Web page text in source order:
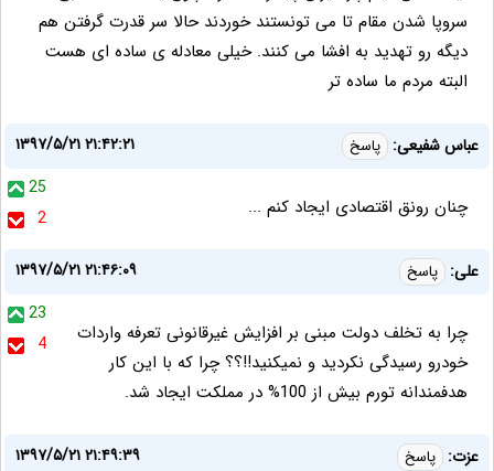
سروپا شدن مقام تا می تونستند خوردند حالا سر قدرت گرفتن هم
دیگه رو تهدید به افشا می کنند. خیلی معادله ی ساده ای هست
البته مردم ما ساده تر
عباس شفیعی: پاسخ
۱۳۹۷/۵/۲۱ ۲۱:۴۲:۲۱
25
2
چنان رونق اقتصادی ایجاد کنم ...
علی: پاسخ
۱۳۹۷/۵/۲۱ ۲۱:۴۶:۰۹
23
4
چرا به تخلف دولت مبنی بر افزایش غیرقانونی تعرفه واردات
خودرو رسیدگی نکردید و نمیکنید!!؟؟ چرا که با این کار
هدفمندانه تورم بیش از 100% در مملکت ایجاد شد.
عزت: پاسخ
۱۳۹۷/۵/۲۱ ۲۱:۴۹:۳۹